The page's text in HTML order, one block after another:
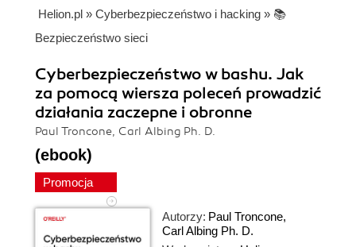
Helion.pl » Cyberbezpieczeństwo i hacking » 📚
Bezpieczeństwo sieci
Cyberbezpieczeństwo w bashu. Jak
za pomocą wiersza poleceń prowadzić
działania zaczepne i obronne
Paul Troncone, Carl Albing Ph. D.
(ebook)
Promocja
Autorzy: Paul Troncone,
Carl Albing Ph. D.